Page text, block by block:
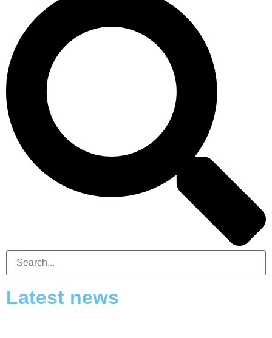
Latest news